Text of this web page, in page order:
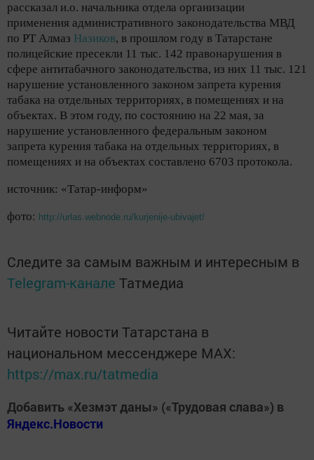
рассказал и.о. начальника отдела организации
применения административного законодательства МВД
по РТ Алмаз Назиков, в прошлом году в Татарстане
полицейские пресекли 11 тыс. 142 правонарушения в
сфере антитабачного законодательства, из них 11 тыс. 121
нарушение установленного законом запрета курения
табака на отдельных территориях, в помещениях и на
объектах. В этом году, по состоянию на 22 мая, за
нарушение установленного федеральным законом
запрета курения табака на отдельных территориях, в
помещениях и на объектах составлено 6703 протокола.
источник: «Татар-информ»
фото: http://urlas.webnode.ru/kurjenije-ubivajet/
Следите за самым важным и интересным в
Telegram-канале Татмедиа
Читайте новости Татарстана в
национальном мессенджере MАХ:
https://max.ru/tatmedia
Добавить «Хезмэт даны» («Трудовая слава») в
Яндекс.Новости